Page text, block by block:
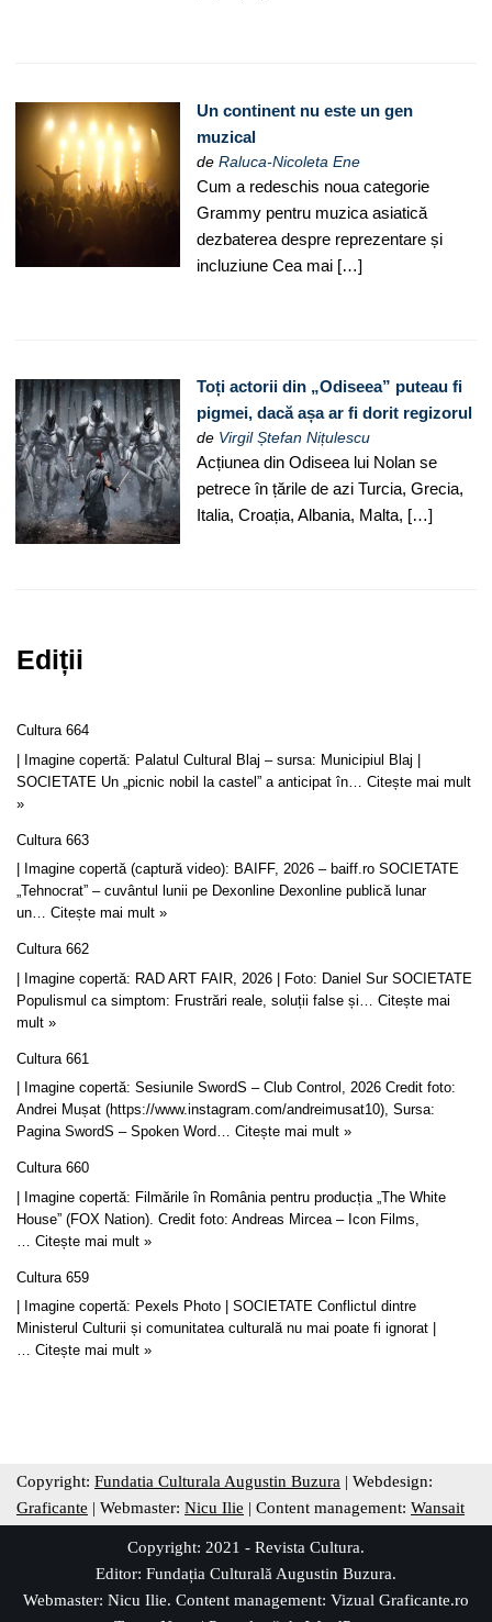
Un continent nu este un gen
muzical
deRaluca-Nicoleta Ene
Cum a redeschis noua categorie
Grammy pentru muzica asiatică
dezbaterea despre reprezentare și
incluziune Cea mai […]
Toți actorii din „Odiseea” puteau fi
pigmei, dacă așa ar fi dorit regizorul
de Virgil Ștefan Nițulescu
Acțiunea din Odiseea lui Nolan se
petrece în țările de azi Turcia, Grecia,
Italia, Croația, Albania, Malta, […]
Ediții
Cultura 664
| Imagine copertă: Palatul Cultural Blaj – sursa: Municipiul Blaj |
SOCIETATE Un „picnic nobil la castel” a anticipat în… Citește mai mult
»
Cultura 663
| Imagine copertă (captură video): BAIFF, 2026 – baiff.ro SOCIETATE
„Tehnocrat” – cuvântul lunii pe Dexonline Dexonline publică lunar
un… Citește mai mult »
Cultura 662
| Imagine copertă: RAD ART FAIR, 2026 | Foto: Daniel Sur SOCIETATE
Populismul ca simptom: Frustrări reale, soluții false și… Citește mai
mult »
Cultura 661
| Imagine copertă: Sesiunile SwordS – Club Control, 2026 Credit foto:
Andrei Mușat (https://www.instagram.com/andreimusat10), Sursa:
Pagina SwordS – Spoken Word… Citește mai mult »
Cultura 660
| Imagine copertă: Filmările în România pentru producția „The White
House” (FOX Nation). Credit foto: Andreas Mircea – Icon Films,
Citește mai mult »
Cultura 659
| Imagine copertă: Pexels Photo | SOCIETATE Conflictul dintre
Ministerul Culturii și comunitatea culturală nu mai poate fi ignorat |
… Citește mai mult »
Copyright: Fundatia Culturala Augustin Buzura | Webdesign:
Graficante | Webmaster: Nicu Ilie | Content management: Wansait
Copyright: 2021 - Revista Cultura.
Editor: Fundația Culturală Augustin Buzura.
Webmaster: Nicu Ilie. Content management: Vizual Graficante.ro